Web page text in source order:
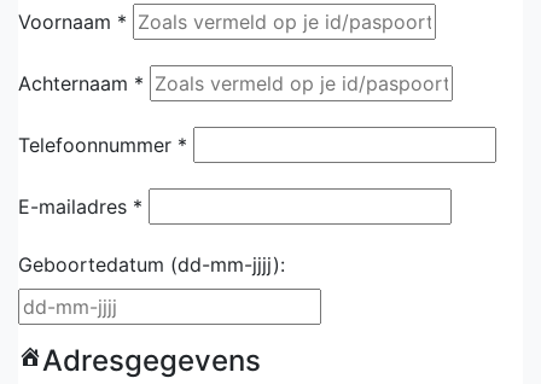
Voornaam *
Achternaam *
Telefoonnummer *
E-mailadres *
Geboortedatum (dd-mm-jjjj):
Adresgegevens